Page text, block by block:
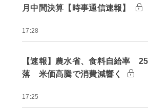
月中間決算【時事通信速報】
17:28
【速報】農水省、食料自給率
落 米価高騰で消費減響く
17:25